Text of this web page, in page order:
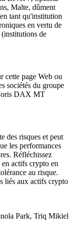
Malte, dûment
tant qu'institution
en vertu de
de
cette page Web ou
sociétés du groupe
DAX MT
des risques et peut
les performances
Réfléchissez
en actifs crypto en
au risque.
liés aux actifs crypto
Park, Triq Mikiel